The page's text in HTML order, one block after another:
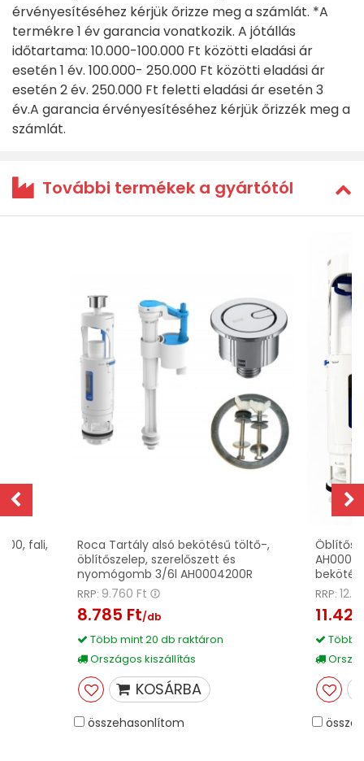
érvényesítéséhez kérjük őrizze meg a számlát. *A
termékre 1 év garancia vonatkozik. A jótállás
időtartama: 10.000-100.000 Ft közötti eladási ár
esetén 1 év. 100.000- 250.000 Ft közötti eladási ár
esetén 2 év. 250.000 Ft feletti eladási ár esetén 3
év.A garancia érvényesítéséhez kérjük őrizzék meg a
számlát.
További termékek a gyártótól
fali,
Roca Tartály alsó bekötésű töltő-,
öblítőszelep, szerelőszett és
nyomógomb 3/6l AH0004200R
RRP: 9.760 Ft
8.785 Ft/db
Több mint 20 db raktáron
Országos kiszállítás
KOSÁRBA
összehasonlítom
RRP:
Több